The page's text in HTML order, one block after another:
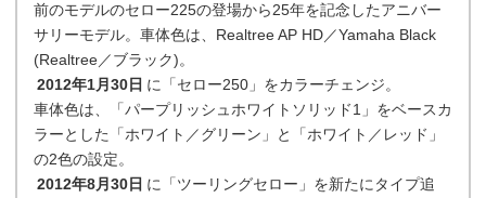
前のモデルのセロー225の登場から25年を記念したアニバー
サリーモデル。車体色は、Realtree AP HD／Yamaha Black
(Realtree／ブラック)。
2012年1月30日 に「セロー250」をカラーチェンジ。
車体色は、「パープリッシュホワイトソリッド1」をベースカ
ラーとした「ホワイト／グリーン」と「ホワイト／レッド」
の2色の設定。
2012年8月30日 に「ツーリングセロー」を新たにタイプ追